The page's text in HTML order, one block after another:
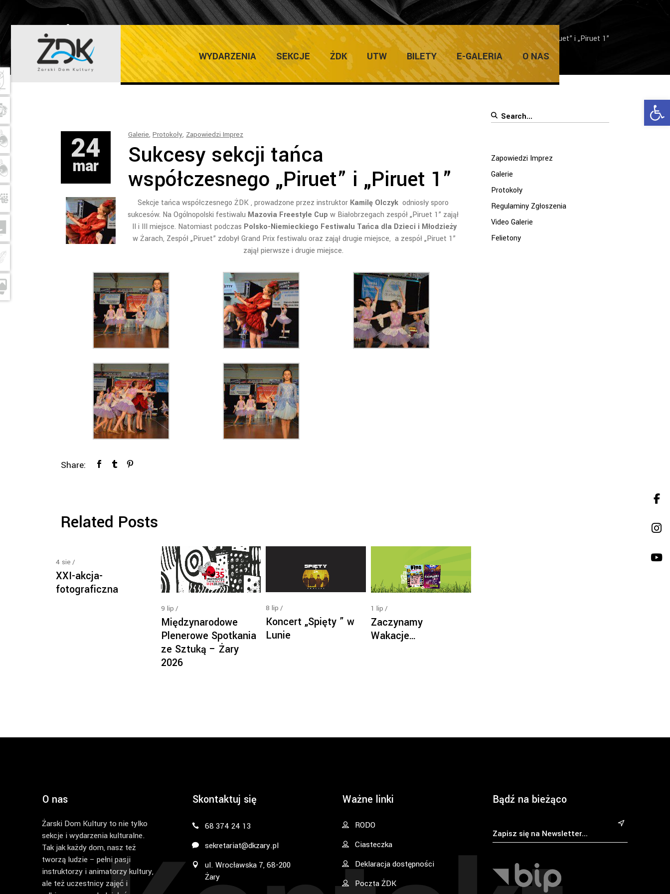
WYDARZENIA SEKCJE ŻDK UTW BILETY E-GALERIA O NAS
ŻARSKI DOM KULTURY Home/Galerie/Sukcesy sekcji tańca współczesnego „Piruet” i „Piruet 1”
24
mar
Galerie, Protokoły, Zapowiedzi Imprez
Sukcesy sekcji tańca
współczesnego „Piruet” i „Piruet 1”
Sekcje tańca współczesnego ŻDK , prowadzone przez instruktor Kamilę Olczyk odniosły sporo
sukcesów. Na Ogólnopolski festiwalu Mazovia Freestyle Cup w Białobrzegach zespół „Piruet 1” zajął
II i III miejsce. Natomiast podczas Polsko-Niemieckiego Festiwalu Tańca dla Dzieci i Młodzieży
w Żarach, Zespół „Piruet” zdobył Grand Prix festiwalu oraz zajął drugie miejsce, a zespół „Piruet 1”
zajął pierwsze i drugie miejsce.
Share:
Related Posts
4 sie
XXI-akcja-
fotograficzna
9 lip
Międzynarodowe
Plenerowe Spotkania
ze Sztuką – Żary
2026
8 lip
Koncert „Spięty ” w
Lunie
1 lip
Zaczynamy
Wakacje…
Search
Zapowiedzi Imprez
Galerie
Protokoły
Regulaminy Zgłoszenia
Video Galerie
Felietony
O nas
Żarski Dom Kultury to nie tylko
sekcje i wydarzenia kulturalne.
Tak jak każdy dom, nasz też
tworzą ludzie – pełni pasji
instruktorzy i animatorzy kultury,
ale też uczestnicy zajęć i
Skontaktuj się
68 374 24 13
sekretariat@dkzary.pl
ul. Wrocławska 7, 68-200
Żary
Ważne linki
RODO
Ciasteczka
Deklaracja dostępności
Poczta ŻDK
Bądź na bieżąco
&